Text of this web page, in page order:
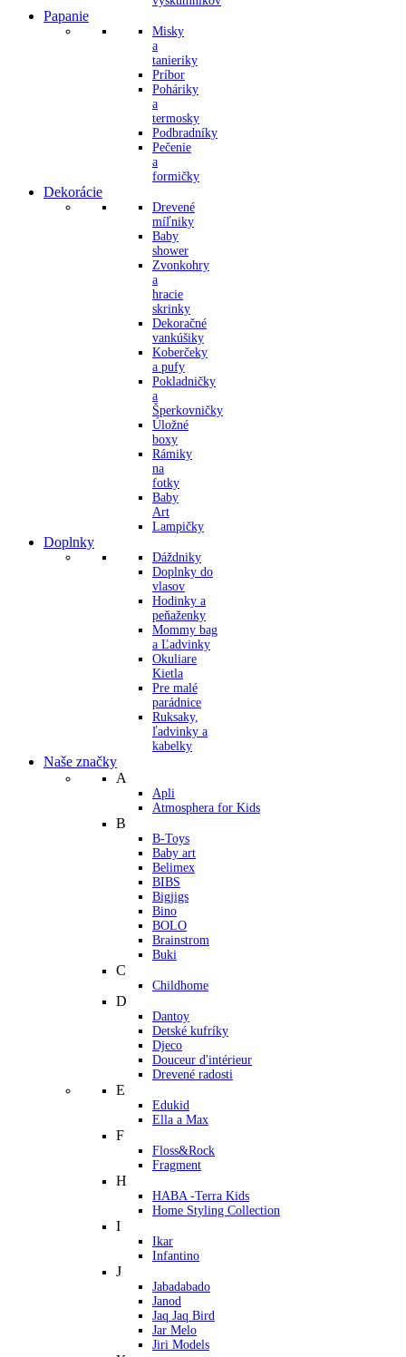
Papanie
Misky
a
tanieriky
Príbor
Poháriky
a
termosky
Podbradníky
Pečenie
a
formičky
Dekorácie
Drevené
míľniky
Baby
shower
Zvonkohry
a
hracie
skrinky
Dekoračné
vankúšiky
Koberčeky
a pufy
Pokladničky
a
Šperkovničky
Úložné
boxy
Rámiky
na
fotky
Baby
Art
Lampičky
Doplnky
Dáždniky
Doplnky do
vlasov
Hodinky a
peňaženky
Mommy bag
a Ľadvinky
Okuliare
Kietla
Pre malé
parádnice
Ruksaky,
ľadvinky a
kabelky
Naše značky
A
Apli
Atmosphera for Kids
B
B-Toys
Baby art
Belimex
BIBS
Bigjigs
Bino
BOLO
Brainstrom
Buki
C
Childhome
D
Dantoy
Detské kufríky
Djeco
Douceur d'intérieur
Drevené radosti
E
Edukid
Ella a Max
F
Floss&Rock
Fragment
H
HABA -Terra Kids
Home Styling Collection
I
Ikar
Infantino
J
Jabadabado
Janod
Jaq Jaq Bird
Jar Melo
Jiri Models